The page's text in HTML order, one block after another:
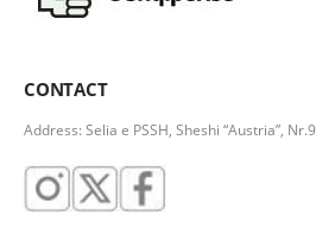
CONTACT
Address: Selia e PSSH, Sheshi “Austria”,